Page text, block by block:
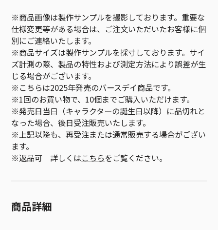
※商品画像は製作サンプルを撮影しております。重要な
仕様変更等がある場合は、ご注文いただいたお客様に個
別にご連絡いたします。
※商品サイズは製作サンプルを採寸しております。サイ
ズ計測の際、製品の特性および測定方法により誤差が生
じる場合がございます。
※こちらは2025年発売のバースデイ商品です。
※1回のお買い物で、10個までご購入いただけます。
※発売日当日（キャラクターの誕生日以降）に品切れと
なった場合、後日受注販売いたします。
※上記以降も、再受注または通常販売する場合がござい
ます。
※返品可 詳しくはこちらをご覧ください。
商品詳細